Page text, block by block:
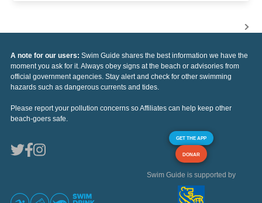
A note for our users: Swim Guide shares the best information we have the
moment you ask for it. Always obey signs at the beach or advisories from
official government agencies. Stay alert and check for other swimming
hazards such as dangerous currents and tides.
Please report your pollution concerns so Affiliates can help keep other
beach-goers safe.
GET THE APP
DONAR
Swim Guide is supported by